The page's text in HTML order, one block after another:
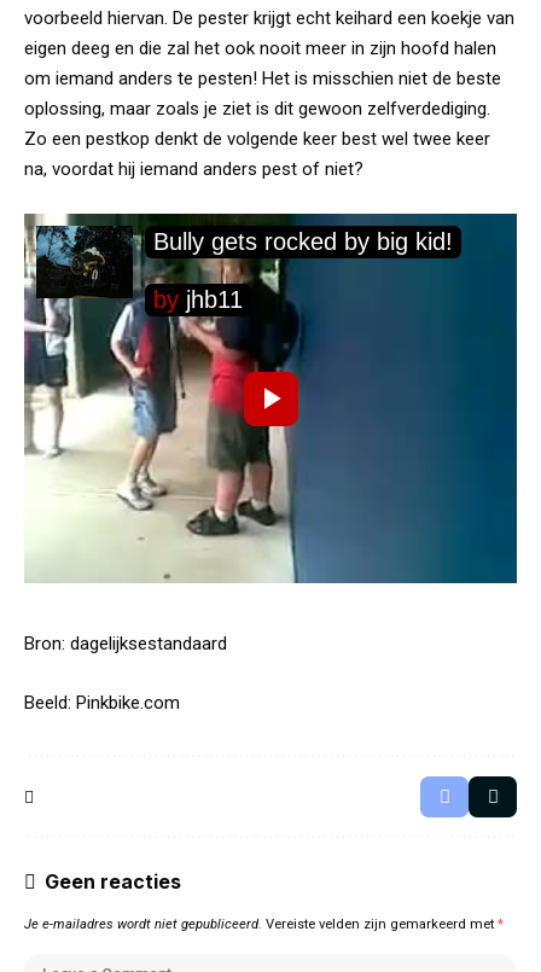
voorbeeld hiervan. De pester krijgt echt keihard een koekje van
eigen deeg en die zal het ook nooit meer in zijn hoofd halen
om iemand anders te pesten! Het is misschien niet de beste
oplossing, maar zoals je ziet is dit gewoon zelfverdediging.
Zo een pestkop denkt de volgende keer best wel twee keer
na, voordat hij iemand anders pest of niet?
Bron: dagelijksestandaard
Beeld: Pinkbike.com
Geen reacties
Je e-mailadres wordt niet gepubliceerd. Vereiste velden zijn gemarkeerd met *